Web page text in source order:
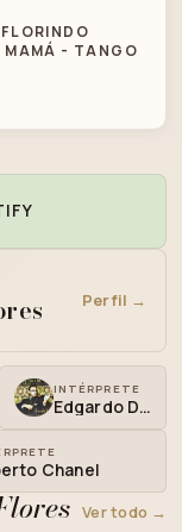
SASSONE - LA OTRA MAMÁ - TANGO
Perfil →
INTÉRPRETE
Edgardo Donato
Chanel
Ver todo →